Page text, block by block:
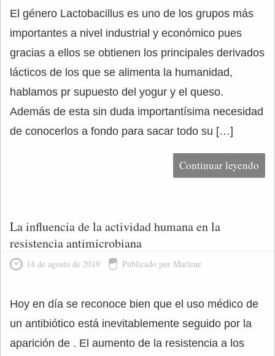
El género Lactobacillus es uno de los grupos más
importantes a nivel industrial y económico pues
gracias a ellos se obtienen los principales derivados
lácticos de los que se alimenta la humanidad,
hablamos pr supuesto del yogur y el queso.
Además de esta sin duda importantísima necesidad
de conocerlos a fondo para sacar todo su […]
Continuar leyendo
La influencia de la actividad humana en la
resistencia antimicrobiana
14 de agosto de 2019 Publicado por Marlene
Hoy en día se reconoce bien que el uso médico de
un antibiótico está inevitablemente seguido por la
aparición de . El aumento de la resistencia a los